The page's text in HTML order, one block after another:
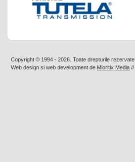
Copyright © 1994 - 2026. Toate drepturile rezervate
Web design si web development de Mioritix Media //